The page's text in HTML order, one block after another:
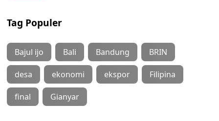
Tag Populer
Bajul ijo Bali Bandung BRIN
desa ekonomi ekspor Filipina
final Gianyar